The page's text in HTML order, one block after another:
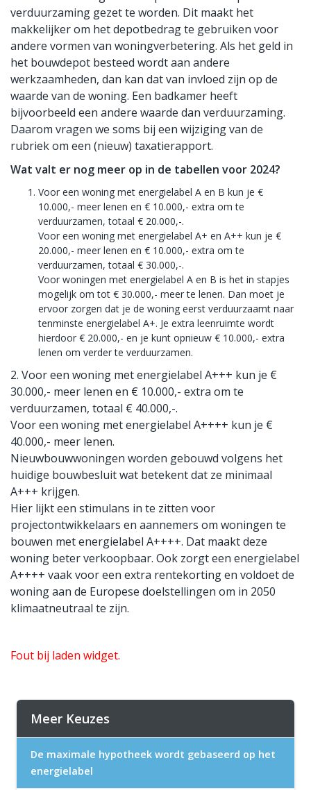
verduurzaming gezet te worden. Dit maakt het
makkelijker om het depotbedrag te gebruiken voor
andere vormen van woningverbetering. Als het geld in
het bouwdepot besteed wordt aan andere
werkzaamheden, dan kan dat van invloed zijn op de
waarde van de woning. Een badkamer heeft
bijvoorbeeld een andere waarde dan verduurzaming.
Daarom vragen we soms bij een wijziging van de
rubriek om een (nieuw) taxatierapport.
Wat valt er nog meer op in de tabellen voor 2024?
Voor een woning met energielabel A en B kun je €
10.000,- meer lenen en € 10.000,- extra om te
verduurzamen, totaal € 20.000,-.
Voor een woning met energielabel A+ en A++ kun je €
20.000,- meer lenen en € 10.000,- extra om te
verduurzamen, totaal € 30.000,-.
Voor woningen met energielabel A en B is het in stapjes
mogelijk om tot € 30.000,- meer te lenen. Dan moet je
ervoor zorgen dat je de woning eerst verduurzaamt naar
tenminste energielabel A+. Je extra leenruimte wordt
hierdoor € 20.000,- en je kunt opnieuw € 10.000,- extra
lenen om verder te verduurzamen.
2. Voor een woning met energielabel A+++ kun je €
30.000,- meer lenen en € 10.000,- extra om te
verduurzamen, totaal € 40.000,-.
Voor een woning met energielabel A++++ kun je €
40.000,- meer lenen.
Nieuwbouwwoningen worden gebouwd volgens het
huidige bouwbesluit wat betekent dat ze minimaal
A+++ krijgen.
Hier lijkt een stimulans in te zitten voor
projectontwikkelaars en aannemers om woningen te
bouwen met energielabel A++++. Dat maakt deze
woning beter verkoopbaar. Ook zorgt een energielabel
A++++ vaak voor een extra rentekorting en voldoet de
woning aan de Europese doelstellingen om in 2050
klimaatneutraal te zijn.
Fout bij laden widget.
Meer Keuzes
De maximale hypotheek wordt gebaseerd op het
energielabel